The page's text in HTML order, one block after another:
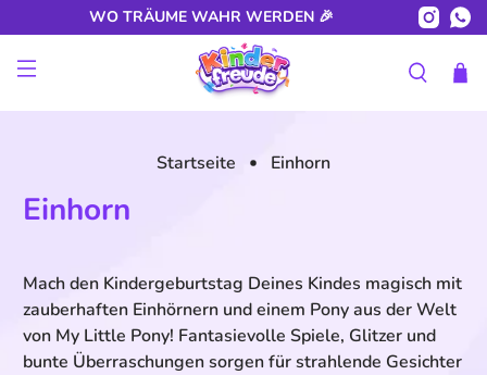
WO TRÄUME WAHR WERDEN 🎉
Startseite Einhorn
Einhorn
Mach den Kindergeburtstag Deines Kindes magisch mit
zauberhaften Einhörnern und einem Pony aus der Welt
von My Little Pony! Fantasievolle Spiele, Glitzer und
bunte Überraschungen sorgen für strahlende Gesichter